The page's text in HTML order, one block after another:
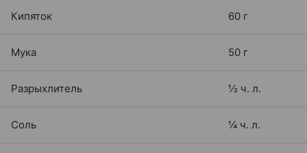
Кипяток 60 г
Мука 50 г
Разрыхлитель ½ ч. л.
Соль ¼ ч. л.